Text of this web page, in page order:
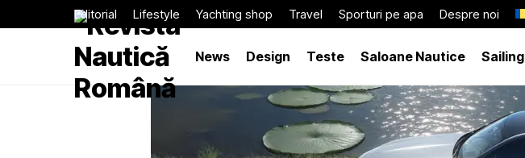
Editorial Lifestyle Yachting shop Travel Sporturi pe apa Despre noi
News Design Teste Saloane Nautice Sailing